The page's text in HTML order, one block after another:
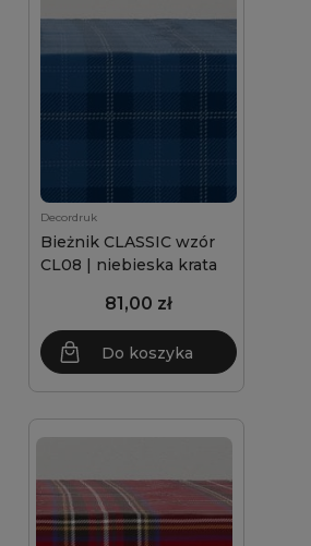
Decordruk
Bieżnik CLASSIC wzór
CL08 | niebieska krata
81,00 zł
Do koszyka